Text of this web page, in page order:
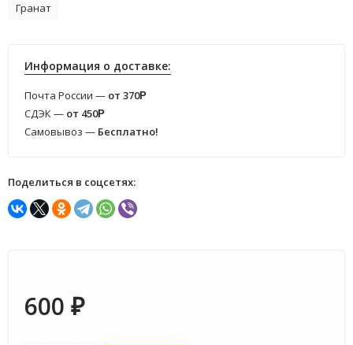
Гранат
Информация о доставке:
Почта России — от 370Р
СДЭК — от 450Р
Самовывоз — Бесплатно!
Поделиться в соцсетях:
600 ₽